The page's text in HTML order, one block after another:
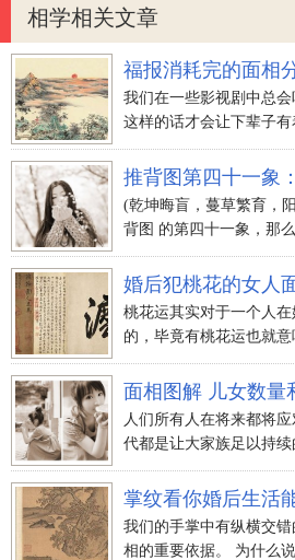
相学相关文章
福报消耗完的面相
我们在一些影视剧中总会
这样的话才会让下辈子有
推背图第四十一象
(乾坤晦盲，蔓草繁育，
背图 的第四十一象，那
婚后犯桃花的女人
桃花运其实对于一个人
的，毕竟有桃花运也就意
面相图解 儿女数量
人们所有人在将来都将
代都是让大家族足以持续
掌纹看你婚后生活
我们的手掌中有纵横交
相的重要依据。 为什么